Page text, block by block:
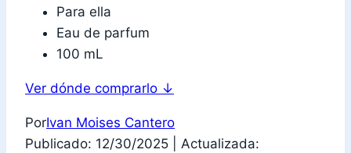
Para ella
Eau de parfum
100 mL
Ver dónde comprarlo ↓
PorIvan Moises Cantero
Publicado: 12/30/2025
Actualizada: